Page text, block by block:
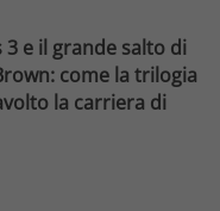
3 e il grande salto di
come la trilogia
la carriera di